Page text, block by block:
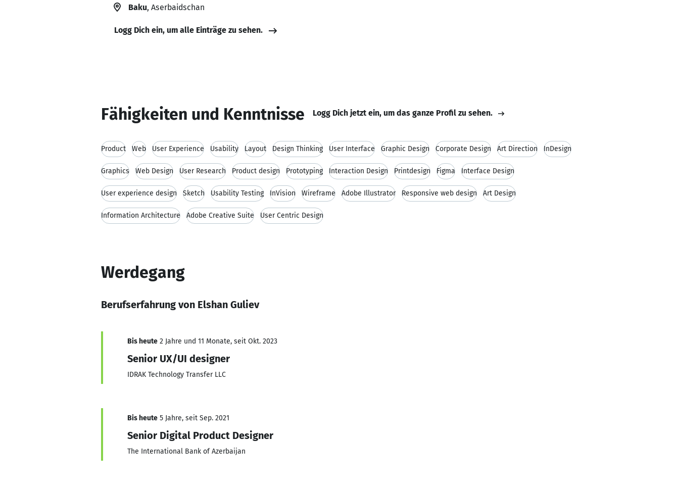
Baku, Aserbaidschan
Logg Dich ein, um alle Einträge zu sehen.
Fähigkeiten und Kenntnisse Logg Dich jetzt ein, um das ganze Profil zu sehen.
Product Web User Experience Usability Layout Design Thinking User Interface Graphic Design Corporate Design Art Direction InDesign
Graphics Web Design User Research Product design Prototyping Interaction Design Printdesign Figma Interface Design
User experience design Sketch Usability Testing InVision Wireframe Adobe Illustrator Responsive web design Art Design
Information Architecture Adobe Creative Suite User Centric Design
Werdegang
Berufserfahrung von Elshan Guliev
Bis heute 2 Jahre und 11 Monate, seit Okt. 2023
Senior UX/UI designer
IDRAK Technology Transfer LLC
Bis heute 5 Jahre, seit Sep. 2021
Senior Digital Product Designer
The International Bank of Azerbaijan